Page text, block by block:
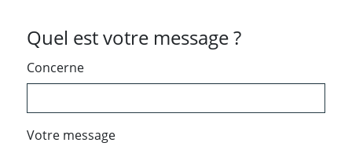
Quel est votre message ?
Concerne
Votre message